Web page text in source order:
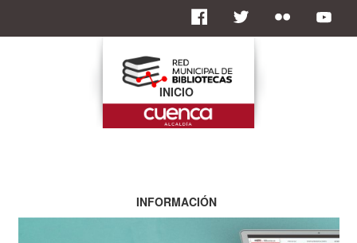
INICIO
INFORMACIÓN